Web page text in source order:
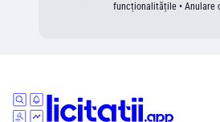
funcționalitățile • Anulare